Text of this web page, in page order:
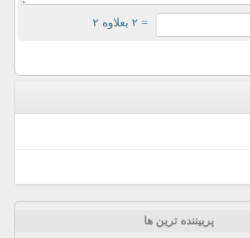
= ۲ بعلاوه ۲
پربیننده ترین ها